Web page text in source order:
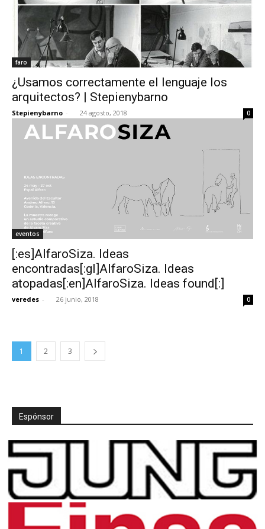
faro
¿Usamos correctamente el lenguaje los
arquitectos? | Stepienybarno
Stepienybarno - 24 agosto, 2018 0
eventos
[:es]AlfaroSiza. Ideas
encontradas[:gl]AlfaroSiza. Ideas
atopadas[:en]AlfaroSiza. Ideas found[:]
veredes - 26 junio, 2018 0
1 2 3
Espónsor